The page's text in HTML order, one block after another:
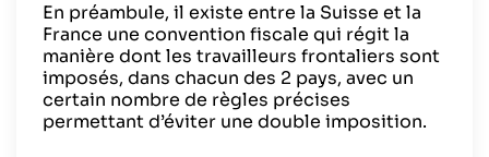
En préambule, il existe entre la Suisse et la
France une convention fiscale qui régit la
manière dont les travailleurs frontaliers sont
imposés, dans chacun des 2 pays, avec un
certain nombre de règles précises
permettant d’éviter une double imposition.